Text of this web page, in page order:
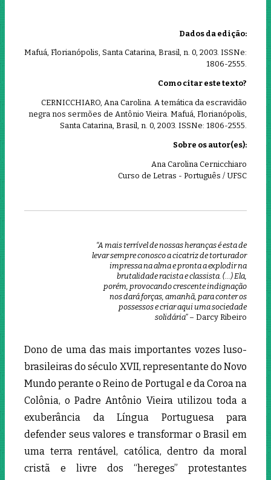
Dados da edição:
Mafuá, Florianópolis, Santa Catarina, Brasil, n. 0, 2003. ISSNe:
1806-2555.
Como citar este texto?
CERNICCHIARO, Ana Carolina. A temática da escravidão
negra nos sermões de Antônio Vieira. Mafuá, Florianópolis,
Santa Catarina, Brasil, n. 0, 2003. ISSNe: 1806-2555.
Sobre os autor(es):
Ana Carolina Cernicchiaro
Curso de Letras - Português / UFSC
“A mais terrível de nossas heranças é esta de
levar sempre conosco a cicatriz de torturador
impressa na alma e pronta a explodir na
brutalidade racista e classista. (…) Ela,
porém, provocando crescente indignação
nos dará forças, amanhã, para conter os
possessos e criar aqui uma sociedade
solidária”– Darcy Ribeiro
Dono de uma das mais importantes vozes luso-
brasileiras do século XVII, representante do Novo
Mundo perante o Reino de Portugal e da Coroa na
Colônia, o Padre Antônio Vieira utilizou toda a
exuberância da Língua Portuguesa para
defender seus valores e transformar o Brasil em
uma terra rentável, católica, dentro da moral
cristã e livre dos “hereges” protestantes